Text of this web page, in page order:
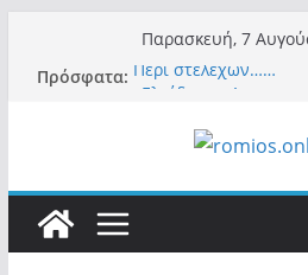
περιεχόμενο
Παρασκευή, 7
Πρόσφατα: Περί στελεχών……
είναι το Κίνημα της
το διεφθαρμένο
Κασιδιάρη – Οι
πανικό, πατριωτικό